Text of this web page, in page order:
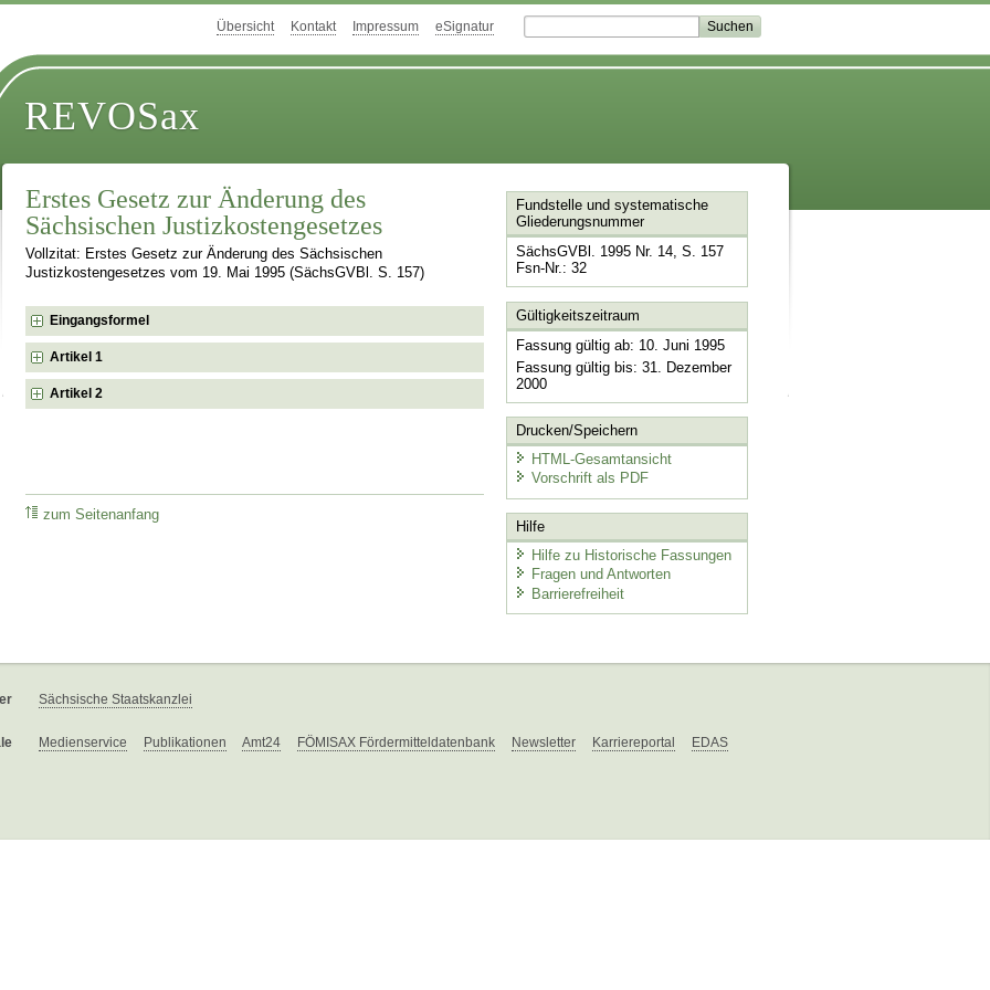
Übersicht Kontakt Impressum eSignatur
REVOSax
Erstes Gesetz zur Änderung des
Sächsischen Justizkostengesetzes
Vollzitat: Erstes Gesetz zur Änderung des Sächsischen
Justizkostengesetzes vom 19. Mai 1995 (SächsGVBl. S. 157)
Eingangsformel
Artikel 1
Artikel 2
zum Seitenanfang
Fundstelle und systematische
Gliederungsnummer
SächsGVBl. 1995 Nr. 14, S. 157
Fsn-Nr.: 32
Gültigkeitszeitraum
Fassung gültig ab: 10. Juni 1995
Fassung gültig bis: 31. Dezember
2000
Drucken/Speichern
HTML-Gesamtansicht
Vorschrift als PDF
Hilfe
Hilfe zu Historische Fassungen
Fragen und Antworten
Barrierefreiheit
Sächsische Staatskanzlei
Medienservice Publikationen Amt24 FÖMISAX Fördermitteldatenbank Newsletter Karriereportal EDAS